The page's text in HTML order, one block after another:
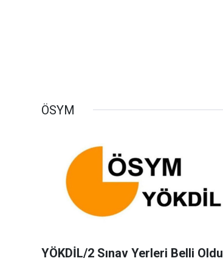
ÖSYM
YÖKDİL/2 Sınav Yerleri Belli Oldu